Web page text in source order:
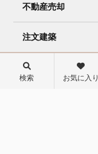
不動産売却
注文建築
リフォーム
検索 お気に入り